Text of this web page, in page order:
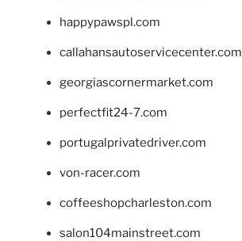
happypawspl.com
callahansautoservicecenter.com
georgiascornermarket.com
perfectfit24-7.com
portugalprivatedriver.com
von-racer.com
coffeeshopcharleston.com
salon104mainstreet.com